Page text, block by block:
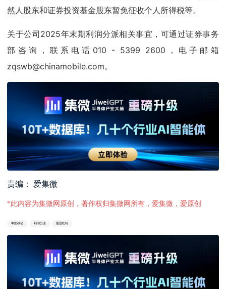
然人股东和证券投资基金股东暂免征收个人所得税等。
关于公司2025年末期利润分派相关事宜，可通过证券事务
部咨询，联系电话010 - 5399 2600，电子邮箱
zqswb@chinamobile.com。
责编： 爱集微
*此内容为集微网原创，著作权归集微网所有，爱集微，爱原创
中国移动 利润分派 股息红利